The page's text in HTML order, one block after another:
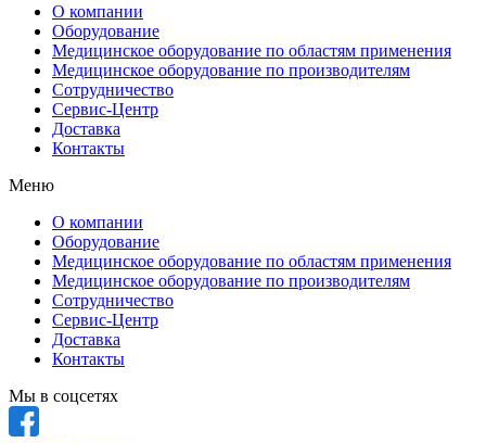
О компании
Оборудование
Медицинское оборудование по областям применения
Медицинское оборудование по производителям
Сотрудничество
Сервис-Центр
Доставка
Контакты
Меню
О компании
Оборудование
Медицинское оборудование по областям применения
Медицинское оборудование по производителям
Сотрудничество
Сервис-Центр
Доставка
Контакты
Мы в соцсетях